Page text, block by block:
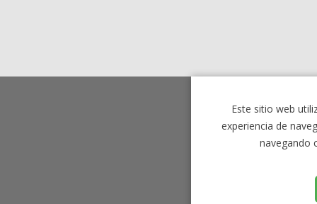
Este sitio web
experiencia de
navegando